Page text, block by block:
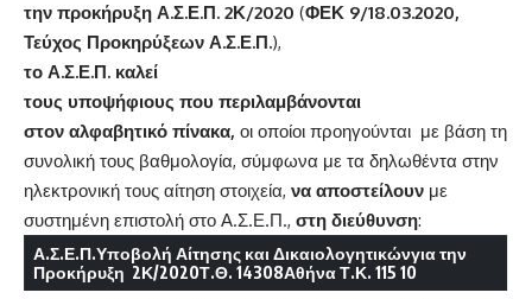
την προκήρυξη Α.Σ.Ε.Π. 2Κ/2020 (ΦΕΚ 9/18.03.2020,
Τεύχος Προκηρύξεων Α.Σ.Ε.Π.),
το Α.Σ.Ε.Π. καλεί
τους υποψήφιους που περιλαμβάνονται
στον αλφαβητικό πίνακα, οι οποίοι προηγούνται με βάση τη
συνολική τους βαθμολογία, σύμφωνα με τα δηλωθέντα στην
ηλεκτρονική τους αίτηση στοιχεία, να αποστείλουν με
συστημένη επιστολή στο Α.Σ.Ε.Π., στη διεύθυνση:
Α.Σ.Ε.Π.Υποβολή Αίτησης και Δικαιολογητικώνγια την
Προκήρυξη 2Κ/2020Τ.Θ. 14308Αθήνα Τ.Κ. 115 10